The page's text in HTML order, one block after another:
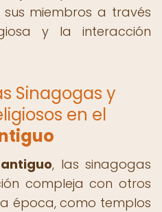
miembros a través
y la interacción
Sinagogas y
en el
, las sinagogas
compleja con otros
época, como templos